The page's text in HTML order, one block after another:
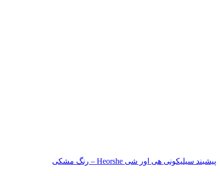
پیشبند سیلیکونی هی اور شی Heorshe – رنگ مشکی